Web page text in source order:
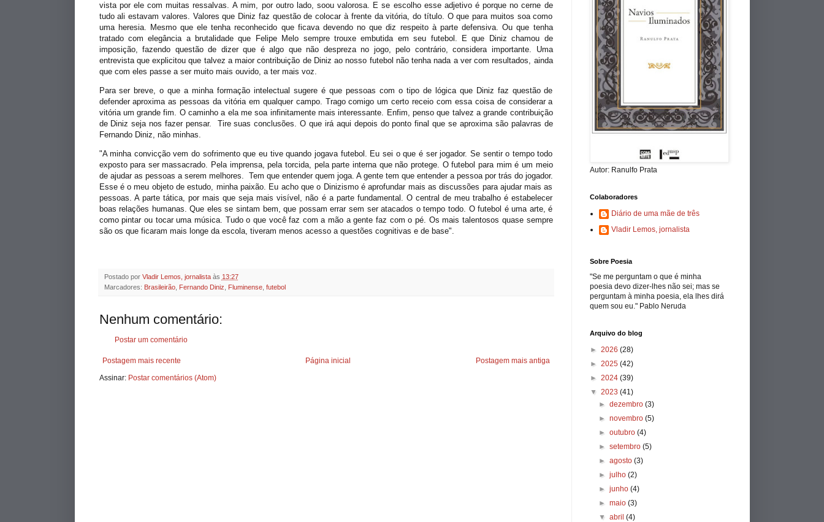
vista por ele com muitas ressalvas.A mim, por outro lado, soou valorosa. E se escolho esse adjetivo é porque no cerne de
tudo ali estavam valores. Valores que Diniz faz questão de colocar à frente da vitória, do título. O que para muitos soa como
uma heresia. Mesmo que ele tenha reconhecido que ficava devendo no que diz respeito à parte defensiva. Ou que tenha
tratado com elegância a brutalidade que Felipe Melo sempre trouxe embutida em seu futebol. E que Diniz chamou de
imposição, fazendo questão de dizer que é algo que não despreza no jogo, pelo contrário, considera importante. Uma
entrevista que explicitou que talvez a maior contribuição de Diniz ao nosso futebol não tenha nada a ver com resultados, ainda
que com eles passe a ser muito mais ouvido, a ter mais voz.
Para ser breve, o que a minha formação intelectual sugere é que pessoas com o tipo de lógica que Diniz faz questão de
defender aproxima as pessoas da vitória em qualquer campo. Trago comigo um certo receio com essa coisa de considerar a
vitória um grande fim. O caminho a ela me soa infinitamente mais interessante. Enfim, penso que talvez a grande contribuição
de Diniz seja nos fazer pensar. Tire suas conclusões. O que irá aqui depois do ponto final que se aproxima são palavras de
Fernando Diniz, não minhas.
"A minha convicção vem do sofrimento que eu tive quando jogava futebol. Eu sei o que é ser jogador. Se sentir o tempo todo
exposto para ser massacrado. Pela imprensa, pela torcida, pela parte interna que não protege. O futebol para mim é um meio
de ajudar as pessoas a serem melhores. Tem que entender quem joga. A gente tem que entender a pessoa por trás do jogador.
Esse é o meu objeto de estudo, minha paixão. Eu acho que o Dinizismo é aprofundar mais as discussões para ajudar mais as
pessoas. A parte tática, por mais que seja mais visível, não é a parte fundamental. O central de meu trabalho é estabelecer
boas relações humanas. Que eles se sintam bem, que possam errar sem ser atacados o tempo todo. O futebol é uma arte, é
como pintar ou tocar uma música. Tudo o que você faz com a mão a gente faz com o pé. Os mais talentosos quase sempre
são os que ficaram mais longe da escola, tiveram menos acesso a questões cognitivas e de base".
Postado por Vladir Lemos, jornalista às 13:27
Marcadores: Brasileirão, Fernando Diniz Fluminense, futebol
Nenhum comentário:
Postar um comentário
Postagem mais recente Postagem mais antiga
Página inicial
Assinar: Postar comentários (Atom)
Autor: Ranulfo Prata
Colaboradores
Diário de uma mãe de três
Vladir Lemos, jornalista
Sobre Poesia
"Se me perguntam o que é minha
poesia devo dizer-lhes não sei; mas se
perguntam à minha poesia, ela lhes dirá
quem sou eu." Pablo Neruda
Arquivo do blog
► 2026 (28)
► 2025 (42)
► 2024 (39)
▼ 2023 (41)
► dezembro (3)
► novembro (5)
► outubro (4)
► setembro (5)
► agosto (3)
► julho (2)
► junho (4)
► maio (3)
▼ abril (4)